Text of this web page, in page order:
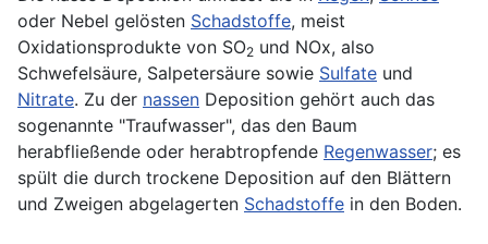
oder Nebel gelösten Schadstoffe, meist
Oxidationsprodukte von SO2 und NOx, also
Schwefelsäure, Salpetersäure sowie Sulfate und
Nitrate. Zu der nassen Deposition gehört auch das
sogenannte "Traufwasser", das den Baum
herabfließende oder herabtropfende Regenwasser; es
spült die durch trockene Deposition auf den Blättern
und Zweigen abgelagerten Schadstoffe in den Boden.